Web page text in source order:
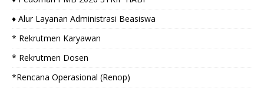
♦ Alur Layanan Administrasi Beasiswa
* Rekrutmen Karyawan
* Rekrutmen Dosen
*Rencana Operasional (Renop)